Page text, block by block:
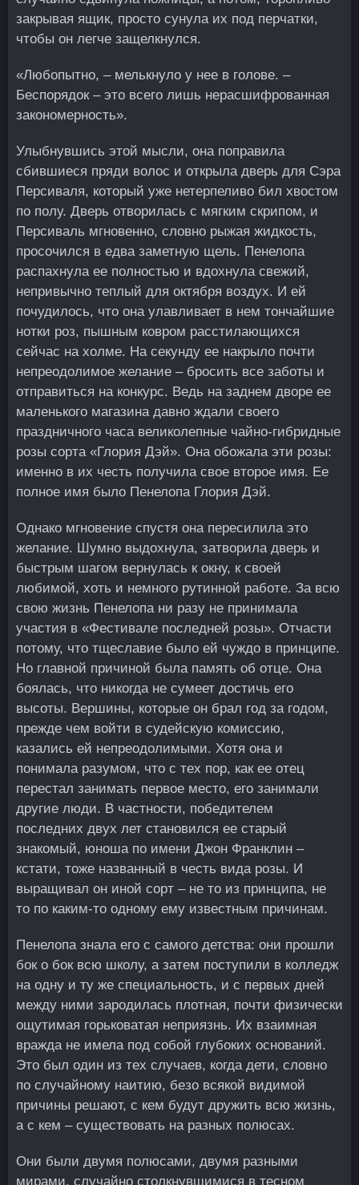
закрывая ящик, просто сунула их под перчатки,
чтобы он легче защелкнулся.
«Любопытно, – мелькнуло у нее в голове. –
Беспорядок – это всего лишь нерасшифрованная
закономерность».
Улыбнувшись этой мысли, она поправила
сбившиеся пряди волос и открыла дверь для Сэра
Персиваля, который уже нетерпеливо бил хвостом
по полу. Дверь отворилась с мягким скрипом, и
Персиваль мгновенно, словно рыжая жидкость,
просочился в едва заметную щель. Пенелопа
распахнула ее полностью и вдохнула свежий,
непривычно теплый для октября воздух. И ей
почудилось, что она улавливает в нем тончайшие
нотки роз, пышным ковром расстилающихся
сейчас на холме. На секунду ее накрыло почти
непреодолимое желание – бросить все заботы и
отправиться на конкурс. Ведь на заднем дворе ее
маленького магазина давно ждали своего
праздничного часа великолепные чайно-гибридные
розы сорта «Глория Дэй». Она обожала эти розы:
именно в их честь получила свое второе имя. Ее
полное имя было Пенелопа Глория Дэй.
Однако мгновение спустя она пересилила это
желание. Шумно выдохнула, затворила дверь и
быстрым шагом вернулась к окну, к своей
любимой, хоть и немного рутинной работе. За всю
свою жизнь Пенелопа ни разу не принимала
участия в «Фестивале последней розы». Отчасти
потому, что тщеславие было ей чуждо в принципе.
Но главной причиной была память об отце. Она
боялась, что никогда не сумеет достичь его
высоты. Вершины, которые он брал год за годом,
прежде чем войти в судейскую комиссию,
казались ей непреодолимыми. Хотя она и
понимала разумом, что с тех пор, как ее отец
перестал занимать первое место, его занимали
другие люди. В частности, победителем
последних двух лет становился ее старый
знакомый, юноша по имени Джон Франклин –
кстати, тоже названный в честь вида розы. И
выращивал он иной сорт – не то из принципа, не
то по каким-то одному ему известным причинам.
Пенелопа знала его с самого детства: они прошли
бок о бок всю школу, а затем поступили в колледж
на одну и ту же специальность, и с первых дней
между ними зародилась плотная, почти физически
ощутимая горьковатая неприязнь. Их взаимная
вражда не имела под собой глубоких оснований.
Это был один из тех случаев, когда дети, словно
по случайному наитию, безо всякой видимой
причины решают, с кем будут дружить всю жизнь,
а с кем – существовать на разных полюсах.
Они были двумя полюсами, двумя разными
мирами, случайно столкнувшимися в тесном